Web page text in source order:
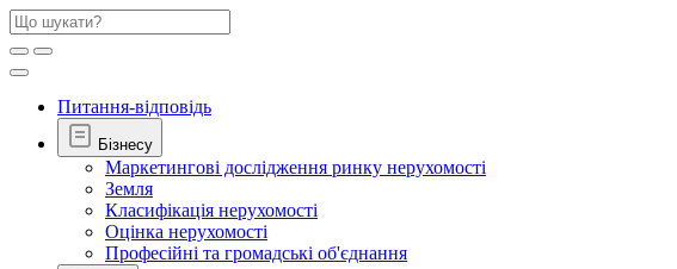
Питання-відповідь
Бізнесу
Маркетингові дослідження ринку нерухомості
Земля
Класифікація нерухомості
Оцінка нерухомості
Професійні та громадські об'єднання